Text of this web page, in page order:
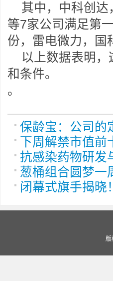
其中，中科创
等7家公司满足第
份，雷电微力，国
以上数据表明
和条件。
。
保龄宝：公司的
下周解禁市值
抗感染药物研发
葱桶组合圆梦一
闭幕式旗手揭晓
版